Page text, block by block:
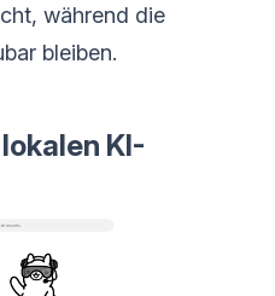
während die
bleiben.
KI-